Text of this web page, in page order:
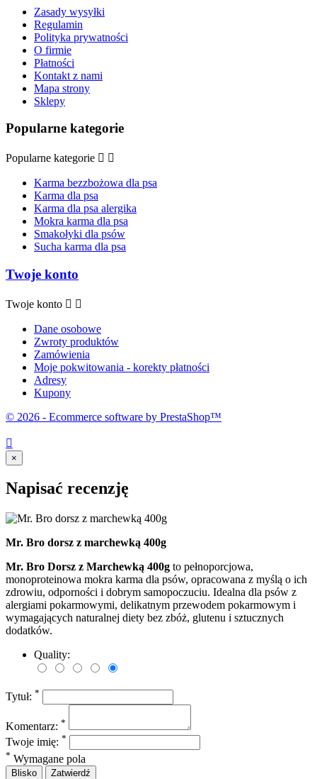
Zasady wysyłki
Regulamin
Polityka prywatności
O firmie
Płatności
Kontakt z nami
Mapa strony
Sklepy
Popularne kategorie
Popularne kategorie  
Karma bezzbożowa dla psa
Karma dla psa
Karma dla psa alergika
Mokra karma dla psa
Smakołyki dla psów
Sucha karma dla psa
Twoje konto
Twoje konto  
Dane osobowe
Zwroty produktów
Zamówienia
Moje pokwitowania - korekty płatności
Adresy
Kupony
© 2026 - Ecommerce software by PrestaShop™

×
Napisać recenzję
Mr. Bro dorsz z marchewką 400g
Mr. Bro Dorsz z Marchewką 400g to pełnoporcjowa,
monoproteinowa mokra karma dla psów, opracowana z myślą o ich
zdrowiu, odporności i dobrym samopoczuciu. Idealna dla psów z
alergiami pokarmowymi, delikatnym przewodem pokarmowym i
wymagających naturalnej diety bez zbóż, glutenu i sztucznych
dodatków.
Quality:
Tytuł: *
Komentarz: *
Twoje imię: *
* Wymagane pola
Blisko Zatwierdź